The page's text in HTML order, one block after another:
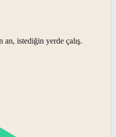
istediğin yerde çalış.